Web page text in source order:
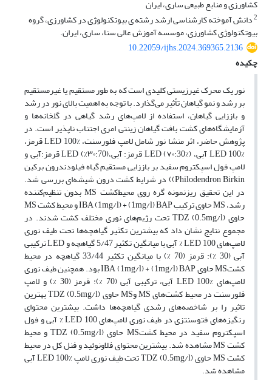
کشاورزی و منابع طبیعی ساری، ایران
2دانش آموخته کارشناسی ارشد رشته ی بیوتکنولوژی در کشاورزی، گروه
بیوتکنولوژی کشاورزی، موسسه آموزش عالی سنا، ساری، ایران.
10.22059/ijhs.2024.369365.2136
چکیده
نور یک محرک غیرزیستی کلیدی است که به طور مستقیم یا غیرمستقیم
بر رشد و نمو گیاهان تأثیر می‌گذارد. با توجه به اهمیت بالای نور در رشد
و باززایی گیاهان، استفاده از لامپ‌های رشد گیاهی در گلخانه‌ها و
آزمایشگاه‌های کشت بافت گیاهان زینتی امری اجتناب ناپذیر است. در
پژوهش حاضر، اثر منشا نور شامل لامپ فلورسنت، LED 100% قرمز،
LED 100% آبی، LED (۷۰:30%) قرمز: آبی،LED (%۳۰:70) قرمز:آبی و
لامپ فول اسپکتروم سفید بر باززایی مستقیم گیاه فیلودندرون برکین
Philodendron Birkin)) در شرایط کشت درون شیشه‌ای بررسی شد.
در این تحقیق ریزنمونه گره روی محیط‌کشت MS بدون تنظیم‌کننده
رشد، MS حاوی ترکیب IBA (1mg/l) + (1mg/l) BAP و محیط کشت MS
حاوی (0.5mg/l) TDZ تحت رژیم‌های نوری مختلف کشت شدند. در
مجموع نتایج نشان داد که بیشترین تکثیر گیاهچه‌ها تحت طیف نوری
لامپ‌های LED 100 % آبی با میانگین تکثیر 5/47 گیاهچه و LED ترکیبی
آبی (30 %): قرمز (70 %) با میانگین تکثیر 33/44 گیاهچه در محیط
کشتMS حاوی IBA (1mg/l) + (1mg/l) BAP بود. همچنین طیف نوری
لامپ‌های LED 100% آبی‌، ترکیبی آبی (70 %): قرمز (30 %) و لامپ
فلورسنت در محیط کشت‌های MS و‌MS حاوی (0.5mg/l) TDZ بهترین
تاثیر را بر شاخصه‌های رشدی گیاهچه‌ها داشت. بیشترین محتوای
رنگیزه‌های فتوسنتزی در طیف نوری لامپ‌های LED 100 % آبی و فول
اسپکتروم سفید در محیط کشت‌MS حاوی (0.5mg/l) TDZ و محیط
کشت MS مشاهده شد. بیشترین محتوای فلاونوئید و فنل کل در محیط
کشت MS حاوی (0.5mg/l) TDZ تحت طیف نوری لامپ LED 100% آبی‌
مشاهده شد.